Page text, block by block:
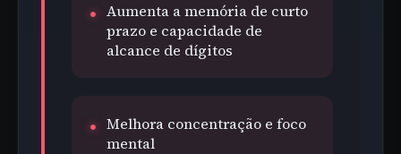
Aumenta a memória de curto
prazo e capacidade de
alcance de dígitos
Melhora concentração e foco
mental